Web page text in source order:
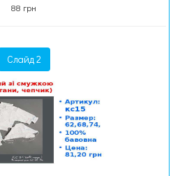
88 грн
Слайд 2